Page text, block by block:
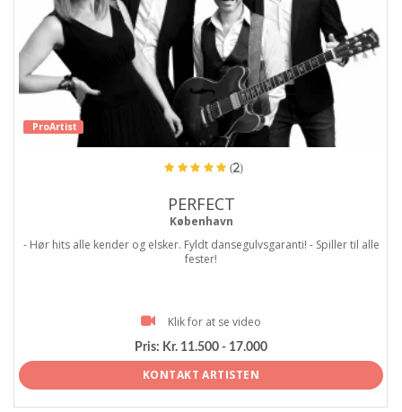
ProArtist
(2)
PERFECT
København
- Hør hits alle kender og elsker. Fyldt dansegulvsgaranti! - Spiller til alle
fester!
Klik for at se video
Pris: Kr. 11.500 - 17.000
KONTAKT ARTISTEN